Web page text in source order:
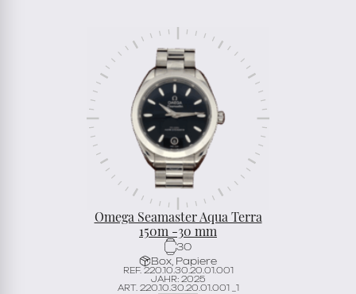
Omega Seamaster Aqua Terra
150m -30 mm
30
Box, Papiere
REF. 220.10.30.20.01.001
JAHR: 2025
ART. 220.10.30.20.01.001 _1